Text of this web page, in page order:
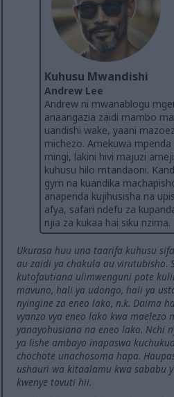
Kuhusu Mwandishi
Andrew Lee
Andrew ni mwanablogu
anaangazia zaidi mambo
uandishi wake, yaani
michezo. Amekuwa
mingi, lakini hivi majuzi
kuhusu hilo mtandaoni.
gym na kuandika
anapenda kujihusisha na
afya, safari ndefu za
njia za kukaa hai siku nzima.
Ukurasa huu una taarifa kuhusu
au zaidi ya chakula au virutubisho.
kutofautiana ulimwenguni pote
mavuno, hali ya udongo, hali ya
nyingine za eneo lako, n.k. Daima
vyanzo vya eneo lako kwa maelezo
yanayohusiana na eneo lako. Nchi
ya lishe ambayo inapaswa
chochote unachosoma hapa.
ushauri wa kitaalamu kwa sababu
kwenye tovuti hii.